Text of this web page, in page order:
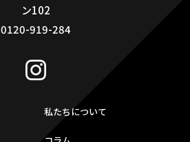
ン102
0120-919-284
私たちについて